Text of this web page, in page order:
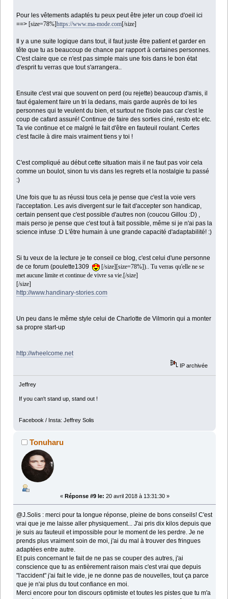
Pour les vêtements adaptés tu peux peut être jeter un coup d'oeil ici
==>[size=78%]https://www.ma-mode.com[/size]
Il y a une suite logique dans tout, il faut juste être patient et garder en
tête que tu as beaucoup de chance par rapport à certaines personnes.
C'est claire que ce n'est pas simple mais une fois dans le bon état
d'esprit tu verras que tout s'arrangera..
Ensuite c'est vrai que souvent on perd (ou rejette) beaucoup d'amis, il
faut également faire un tri la dedans, mais garde auprès de toi les
personnes qui te veulent du bien, et surtout ne t'isole pas car c'est le
coup de cafard assuré! Continue de faire des sorties ciné, resto etc etc.
Ta vie continue et ce malgré le fait d'être en fauteuil roulant. Certes
c'est facile à dire mais vraiment tiens y toi !
C'est compliqué au début cette situation mais il ne faut pas voir cela
comme un boulot, sinon tu vis dans les regrets et la nostalgie tu passé
:)
Une fois que tu as réussi tous cela je pense que c'est la voie vers
l'acceptation. Les avis divergent sur le fait d'accepter son handicap,
certain pensent que c'est possible d'autres non (coucou Gillou :D) ,
mais perso je pense que c'est tout à fait possible, même si je n'ai pas la
science infuse :D L'être humain à une grande capacité d'adaptabilité! :)
Si tu veux de la lecture je te conseil ce blog, c'est celui d'une personne
de ce forum (poulette1309
[/size][size=78%]).. Tu verras qu'elle ne se
met aucune limite et continue de vivre sa vie.[/size]
[/size]
http://www.handinary-stories.com
Un peu dans le même style celui de Charlotte de Vilmorin qui a monter
sa propre start-up
http://wheelcome.net
IP archivée
Jeffrey
If you can't stand up, stand out !
Facebook / Insta: Jeffrey Solis
Tonuharu
« Réponse #9 le: 20 avril 2018 à 13:31:30 »
@J.Solis : merci pour ta longue réponse, pleine de bons conseils! C'est
vrai que je me laisse aller physiquement... J'ai pris dix kilos depuis que
je suis au fauteuil et impossible pour le moment de les perdre. Je ne
prends plus vraiment soin de moi, j'ai du mal à trouver des fringues
adaptées entre autre.
Et puis concernant le fait de ne pas se couper des autres, j'ai
conscience que tu as entièrement raison mais c'est vrai que depuis
"l'accident" j'ai fait le vide, je ne donne pas de nouvelles, tout ça parce
que je n'ai plus du tout confiance en moi.
Merci encore pour ton discours optimiste et toutes les pistes que tu m'a